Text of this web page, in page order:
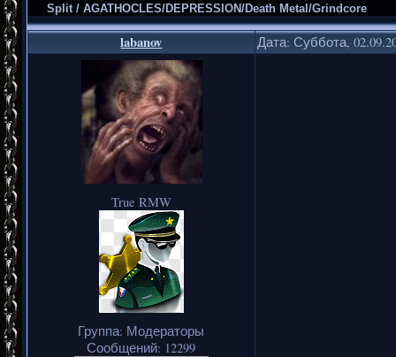
Split / AGATHOCLES/DEPRESSION/Death Metal/Grindcore
labanov Дата: Суббота,
True RMW
Группа: Модераторы
Сообщений: 12299